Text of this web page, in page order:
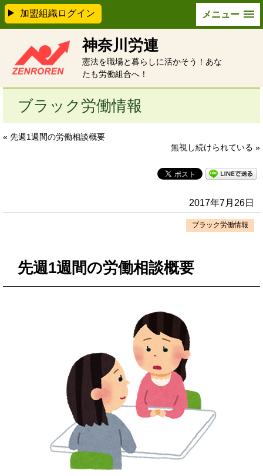
メニュー
神奈川労連
憲法を職場と暮らしに活かそう！あな
たも労働組合へ！
加盟組織ログイン
ブラック労働情報
« 先週1週間の労働相談概要
無視し続けられている »
2017年7月26日
ブラック労働情報
先週1週間の労働相談概要